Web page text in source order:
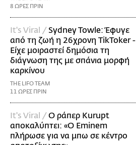
8 ΩΡΕΣ ΠΡΙΝ
It's Viral / Sydney Towle: Έφυγε
από τη ζωή η 26χρονη TikToker -
Είχε μοιραστεί δημόσια τη
διάγνωση της με σπάνια μορφή
καρκίνου
THE LIFO TEAM
11 ΩΡΕΣ ΠΡΙΝ
It's Viral / Ο ράπερ Kurupt
αποκαλύπτει: «Ο Eminem
πλήρωσε για να μπω σε κέντρο